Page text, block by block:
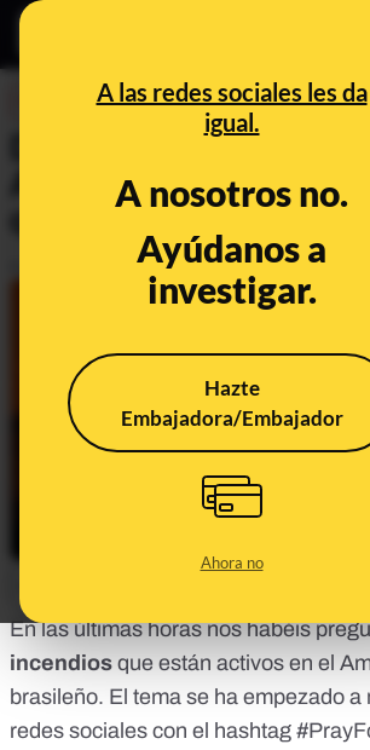
A las redes sociales les da
igual.
A nosotros no.
Ayúdanos a
investigar.
Hazte
Embajadora/Embajador
Ahora no
Datos sobre los
Amazonas e
que no son actuales
Aug 21, 2019, 2:21:29 PM
En las últimas horas nos habéis
incendios que están activos en el
brasileño. El tema se ha empezado a
redes sociales con el hashtag